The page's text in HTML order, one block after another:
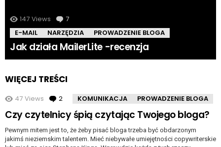
147 Views 7
E-MAIL
NARZĘDZIA PROWADZENIE BLOGA
Jak działa MailerLite -recenzja
WIĘCEJ TREŚCI
47 Views 2 komentarze
KOMUNIKACJA PROWADZENIE BLOGA
Czy czytelnicy śpią czytając Twojego bloga?
Pewnym mitem jest to, że żeby pisać bloga trzeba być obdarzonym
jakimś nieziemskim talentem. Mieć niebywałe umiejętności copywriterskie